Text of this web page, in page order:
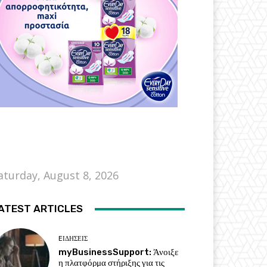
August 8, 2026
ARTICLES
EΙΔΗΣΕΙΣ
myBusinessSupport: Άνοιξε
η πλατφόρμα στήριξης για τις